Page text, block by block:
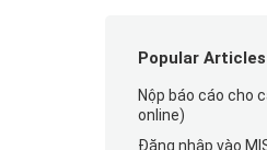
Popular Articles
Nộp báo cáo cho
online)
Đăng nhập vào